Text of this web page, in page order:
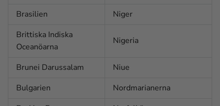
Brasilien
Niger
Brittiska Indiska
Oceanöarna
Nigeria
Brunei Darussalam
Niue
Bulgarien
Nordmarianerna